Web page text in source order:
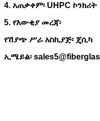
4. አጠቃቀም፡ UHPC ኮንክሪት
5. የእውቂያ መረጃ፡
የሽያጭ ሥራ አስኪያጅ፡ ጄሲካ
ኢሜይል፡